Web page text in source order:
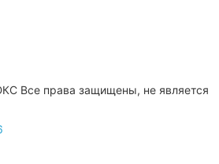
Все права защищены, не является